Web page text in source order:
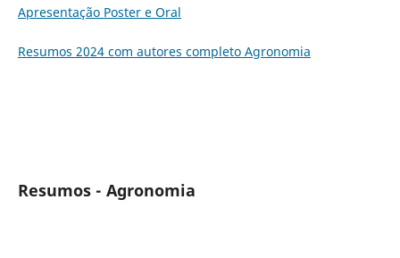
Apresentação Poster e Oral
Resumos 2024 com autores completo Agronomia
Resumos - Agronomia